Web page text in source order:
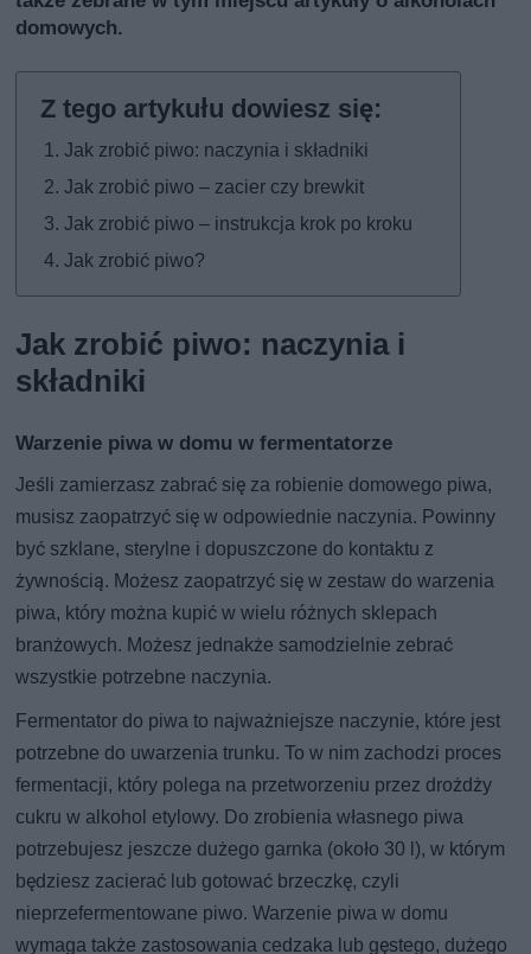
domowych.
Jak zrobić piwo: naczynia i składniki
Jak zrobić piwo – zacier czy brewkit
Jak zrobić piwo – instrukcja krok po kroku
Jak zrobić piwo?
Jak zrobić piwo: naczynia i
składniki
Warzenie piwa w domu w fermentatorze
Jeśli zamierzasz zabrać się za robienie domowego piwa,
musisz zaopatrzyć się w odpowiednie naczynia. Powinny
być szklane, sterylne i dopuszczone do kontaktu z
żywnością. Możesz zaopatrzyć się w zestaw do warzenia
piwa, który można kupić w wielu różnych sklepach
branżowych. Możesz jednakże samodzielnie zebrać
wszystkie potrzebne naczynia.
Fermentator do piwa to najważniejsze naczynie, które jest
potrzebne do uwarzenia trunku. To w nim zachodzi proces
fermentacji, który polega na przetworzeniu przez drożdży
cukru w alkohol etylowy. Do zrobienia własnego piwa
potrzebujesz jeszcze dużego garnka (około 30 l), w którym
będziesz zacierać lub gotować brzeczkę, czyli
nieprzefermentowane piwo. Warzenie piwa w domu
wymaga także zastosowania cedzaka lub gęstego, dużego